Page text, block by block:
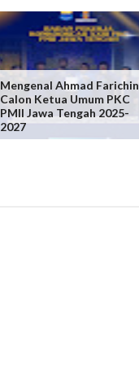
Mengenal Ahmad Farichin
Calon Ketua Umum PKC
PMII Jawa Tengah 2025-
2027